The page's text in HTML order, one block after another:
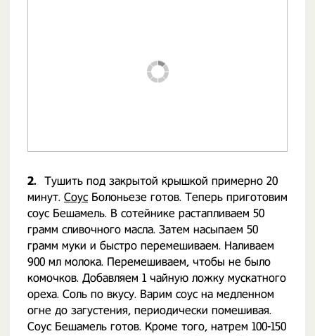
2. Тушить под закрытой крышкой примерно 20
минут. Соус Болоньезе готов. Теперь приготовим
соус Бешамель. В сотейнике растапливаем 50
грамм сливочного масла. Затем насыпаем 50
грамм муки и быстро перемешиваем. Наливаем
900 мл молока. Перемешиваем, чтобы не было
комочков. Добавляем 1 чайную ложку мускатного
ореха. Соль по вкусу. Варим соус на медленном
огне до загустения, периодически помешивая.
Соус Бешамель готов. Кроме того, натрем 100-150